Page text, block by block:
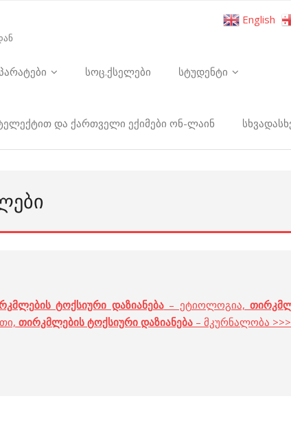
სოც.ქსელები სტუდენტი
და ქართველი ექიმები ონ-ლაინ
ტოქსიური დაზიანება– ეტიოლოგია,
თირკმლების ტოქსიური დაზიანება – მკურნალობა >>>
English